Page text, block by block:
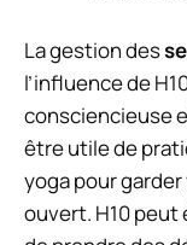
La gestion des
l’influence de
consciencieuse
être utile de
yoga pour
ouvert. H10 peut